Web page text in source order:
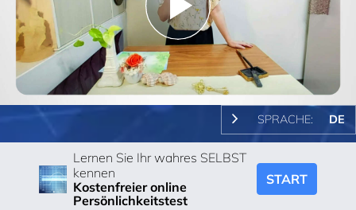
Play
Video
SPRACHE: DE
Lernen Sie Ihr wahres SELBST
kennen
Kostenfreier online
Persönlichkeitstest
START